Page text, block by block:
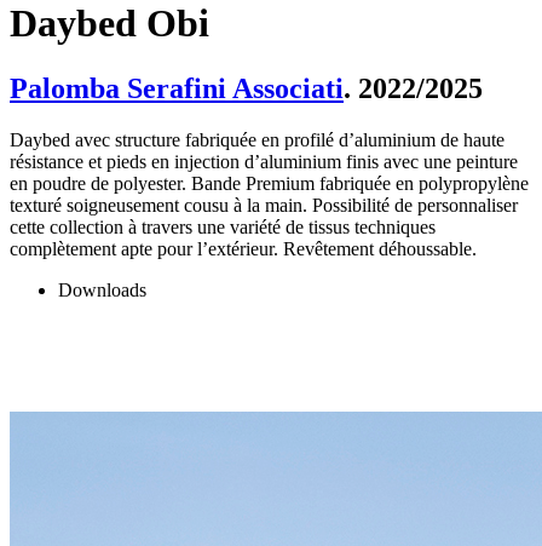
Daybed Obi
Palomba Serafini Associati. 2022/2025
Daybed avec structure fabriquée en profilé d’aluminium de haute
résistance et pieds en injection d’aluminium finis avec une peinture
en poudre de polyester. Bande Premium fabriquée en polypropylène
texturé soigneusement cousu à la main. Possibilité de personnaliser
cette collection à travers une variété de tissus techniques
complètement apte pour l’extérieur. Revêtement déhoussable.
Downloads